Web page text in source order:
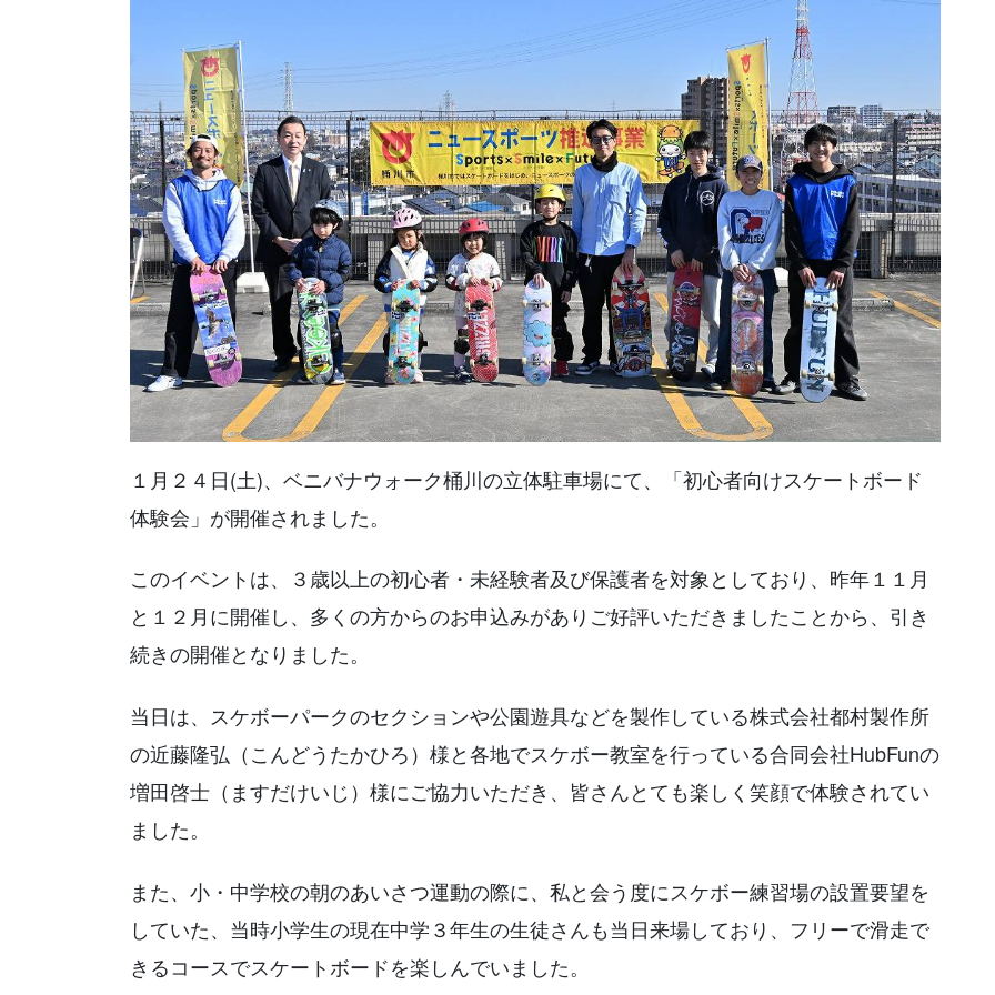
１月２４日(土)、ベニバナウォーク桶川の立体駐車場にて、「初心者向けスケートボード
体験会」が開催されました。
このイベントは、３歳以上の初心者・未経験者及び保護者を対象としており、昨年１１月
と１２月に開催し、多くの方からのお申込みがありご好評いただきましたことから、引き
続きの開催となりました。
当日は、スケボーパークのセクションや公園遊具などを製作している株式会社都村製作所
の近藤隆弘（こんどうたかひろ）様と各地でスケボー教室を行っている合同会社HubFunの
増田啓士（ますだけいじ）様にご協力いただき、皆さんとても楽しく笑顔で体験されてい
ました。
また、小・中学校の朝のあいさつ運動の際に、私と会う度にスケボー練習場の設置要望を
していた、当時小学生の現在中学３年生の生徒さんも当日来場しており、フリーで滑走で
きるコースでスケートボードを楽しんでいました。